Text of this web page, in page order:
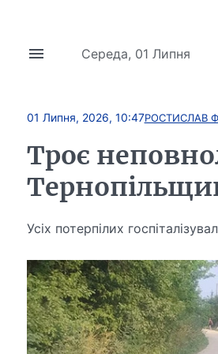
Середа, 01 Липня
01 Липня, 2026, 10:47РОСТИСЛАВ
Троє
Усіх потерпілих